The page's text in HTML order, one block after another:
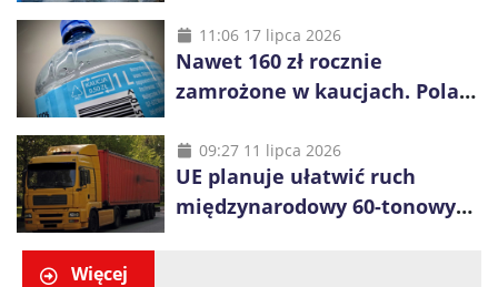
11:06 17 lipca 2026
Nawet 160 zł rocznie
zamrożone w kaucjach. Polacy
vouchery
09:27 11 lipca 2026
UE planuje ułatwić ruch
międzynarodowy 60-tonowych
Więcej